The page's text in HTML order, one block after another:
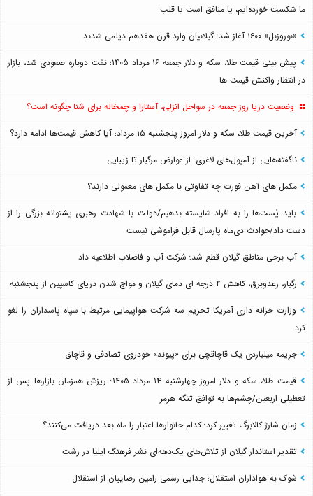
ما شکست خورده‌ایم، یا منافق است یا قلب
«نوروزبل» ۱۶۰۰ آغاز شد؛ گیلانیان وارد قرن هفدهم دیلمی شدند
پیش بینی قیمت طلا، سکه و دلار جمعه ۱۶ مرداد ۱۴۰۵؛ نفت دوباره صعودی شد، بازار
در انتظار واکنش قیمت ها
وضعیت دریا روز جمعه در سواحل انزلی، آستارا و چمخاله برای شنا چگونه است؟
آخرین قیمت طلا، سکه و دلار امروز پنجشنبه ۱۵ مرداد؛ آیا کاهش قیمت‌ها ادامه دارد؟
ناگفته‌هایی از آمپول‌های لاغری؛ از عوارض مرگبار تا زیبایی
مکمل های آهن فورت چه تفاوتی با مکمل های معمولی دارند؟
باید پُست‌ها را به افراد شایسته بدهیم/دولت با شهادت رهبری پشتوانه بزرگی را از
دست داد/حوادث دی‌ماه پارسال قابل فراموشی نیست
آب برخی مناطق گیلان قطع شد؛ شرکت آب و فاضلاب اطلاعیه داد
رگبار، رعدوبرق، کاهش ۴ درجه ای دمای گیلان و مواج شدن دریای کاسپین از پنجشنبه
وزارت خزانه داری آمریکا تحریم سه شرکت هواپیمایی مرتبط با سپاه پاسداران را لغو
کرد
جریمه میلیاردی یک قاچاقچی برای «پیوند» خودروی تصادفی و قاچاق
قیمت طلا، سکه و دلار امروز چهارشنبه ۱۴ مرداد ۱۴۰۵؛ ریزش همزمان بازارها پس از
تعطیلی اربعین/چشم‌ها به توافق تنگه هرمز
زمان شارژ کالابرگ تغییر کرد؛ کدام خانوارها اعتبار را ماه بعد دریافت می‌کنند؟
تقدیر استاندار گیلان از تلاش‌های یک‌دهه‌ای نشر فرهنگ ایلیا در رشت
شوک به هواداران استقلال؛ جدایی رسمی رامین رضاییان از استقلال